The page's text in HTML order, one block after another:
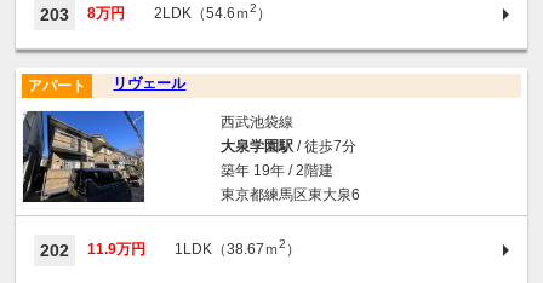
203 8万円 2LDK（54.6ｍ2 ）
リヴェール
アパート
西武池袋線
大泉学園駅/ 徒歩7分
築年 19年 / 2階建
東京都練馬区東大泉6
202 11.9万円 1LDK（38.67ｍ2 ）